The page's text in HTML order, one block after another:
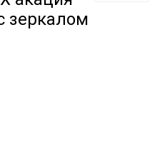
зеркалом